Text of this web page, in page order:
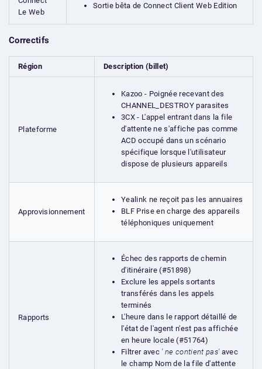
Le Web
Sortie bêta de Connect Client Web Edition
Correctifs
Région Description (billet)
Plateforme
Kazoo - Poignée recevant des
CHANNEL_DESTROY parasites
3CX - L'appel entrant dans la file
d'attente ne s'affiche pas comme
ACD occupé dans un scénario
spécifique lorsque l'utilisateur
dispose de plusieurs appareils
Approvisionnement
Yealink ne reçoit pas les annuaires
BLF Prise en charge des appareils
téléphoniques uniquement
Rapports
Échec des rapports de chemin
d'itinéraire (#51898)
Exclure les appels sortants
transférés dans les appels
terminés
L'heure dans le rapport détaillé de
l'état de l'agent n'est pas affichée
en heure locale (#51764)
Filtrer avec ' ne contient pas'avec
le champ Nom de la file d'attente